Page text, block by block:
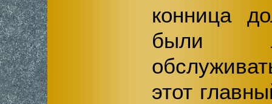
конница
были
этот